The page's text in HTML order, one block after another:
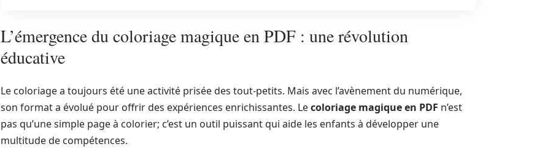
L’émergence du coloriage magique en PDF : une révolution
éducative
Le coloriage a toujours été une activité prisée des tout-petits. Mais avec l’avènement du numérique,
son format a évolué pour offrir des expériences enrichissantes. Lecoloriage magique en PDF n’est
pas qu’une simple page à colorier; c’est un outil puissant qui aide les enfants à développer une
multitude de compétences.